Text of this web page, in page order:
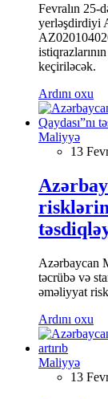
Fevralın 25-
yerləşdirdiyi
keçiriləcək.
Ardını oxu
Maliyyə
13
Azərbaycan
təcrübə və
əməliyyat
Ardını oxu
Maliyyə
13